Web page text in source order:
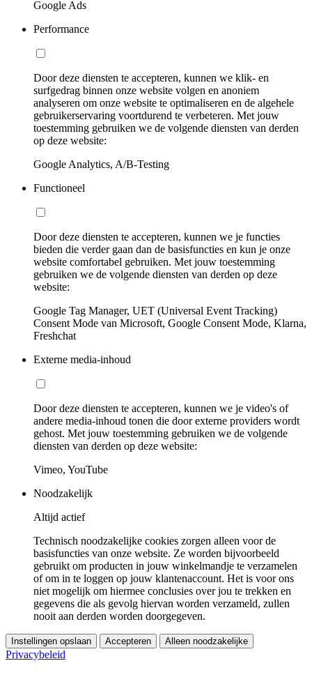
Google Ads
Performance
Door deze diensten te accepteren, kunnen we klik- en
surfgedrag binnen onze website volgen en anoniem
analyseren om onze website te optimaliseren en de algehele
gebruikerservaring voortdurend te verbeteren. Met jouw
toestemming gebruiken we de volgende diensten van derden
op deze website:
Google Analytics, A/B-Testing
Functioneel
Door deze diensten te accepteren, kunnen we je functies
bieden die verder gaan dan de basisfuncties en kun je onze
website comfortabel gebruiken. Met jouw toestemming
gebruiken we de volgende diensten van derden op deze
website:
Google Tag Manager, UET (Universal Event Tracking)
Consent Mode van Microsoft, Google Consent Mode, Klarna,
Freshchat
Externe media-inhoud
Door deze diensten te accepteren, kunnen we je video's of
andere media-inhoud tonen die door externe providers wordt
gehost. Met jouw toestemming gebruiken we de volgende
diensten van derden op deze website:
Vimeo, YouTube
Noodzakelijk
Altijd actief
Technisch noodzakelijke cookies zorgen alleen voor de
basisfuncties van onze website. Ze worden bijvoorbeeld
gebruikt om producten in jouw winkelmandje te verzamelen
of om in te loggen op jouw klantenaccount. Het is voor ons
niet mogelijk om hiermee conclusies over jou te trekken en
gegevens die als gevolg hiervan worden verzameld, zullen
nooit aan derden worden doorgegeven.
Instellingen opslaan Accepteren Alleen noodzakelijke
Privacybeleid